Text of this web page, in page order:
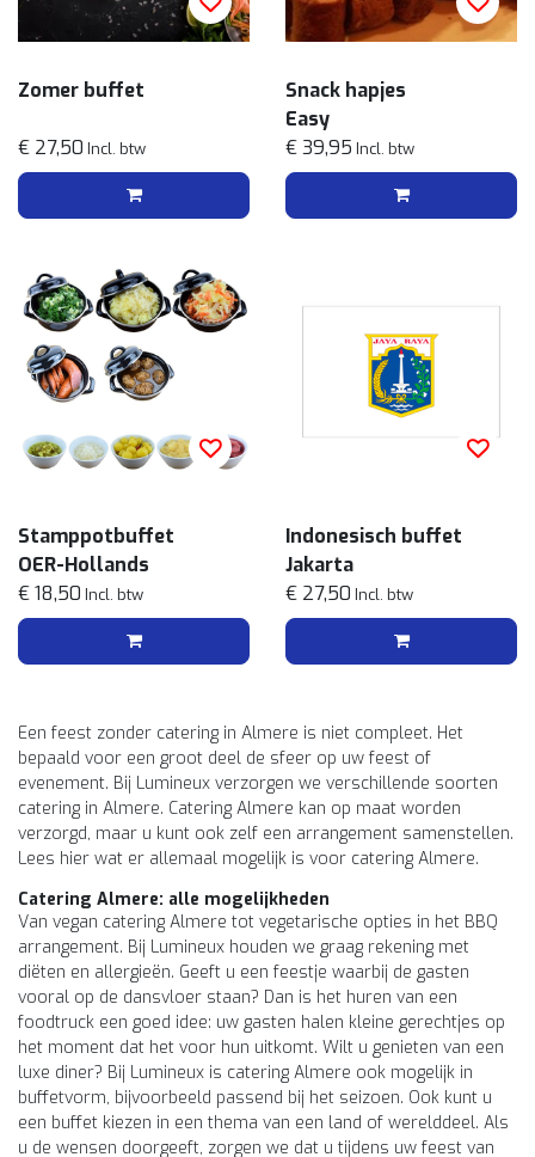
Zomer buffet
€ 27,50 Incl. btw
Snack hapjes
Easy
€ 39,95 Incl. btw
Stamppotbuffet
OER-Hollands
€ 18,50 Incl. btw
Indonesisch buffet
Jakarta
€ 27,50 Incl. btw
Een feest zonder catering in Almere is niet compleet. Het
bepaald voor een groot deel de sfeer op uw feest of
evenement. Bij Lumineux verzorgen we verschillende soorten
catering in Almere. Catering Almere kan op maat worden
verzorgd, maar u kunt ook zelf een arrangement samenstellen.
Lees hier wat er allemaal mogelijk is voor catering Almere.
Catering Almere: alle mogelijkheden
Van vegan catering Almere tot vegetarische opties in het BBQ
arrangement. Bij Lumineux houden we graag rekening met
diëten en allergieën. Geeft u een feestje waarbij de gasten
vooral op de dansvloer staan? Dan is het huren van een
foodtruck een goed idee: uw gasten halen kleine gerechtjes op
het moment dat het voor hun uitkomt. Wilt u genieten van een
luxe diner? Bij Lumineux is catering Almere ook mogelijk in
buffetvorm, bijvoorbeeld passend bij het seizoen. Ook kunt u
een buffet kiezen in een thema van een land of werelddeel. Als
u de wensen doorgeeft, zorgen we dat u tijdens uw feest van